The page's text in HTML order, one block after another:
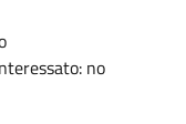
no